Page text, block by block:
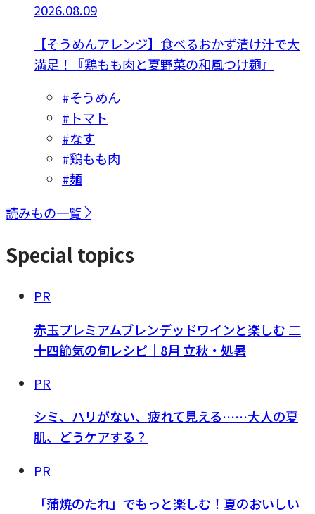
2026.08.09
【そうめんアレンジ】食べるおかず漬け汁で大
満足！『鶏もも肉と夏野菜の和風つけ麺』
#そうめん
#トマト
#なす
#鶏もも肉
#麺
読みもの一覧
Special topics
PR
赤玉プレミアムブレンデッドワインと楽しむ 二
十四節気の旬レシピ｜8月 立秋・処暑
PR
シミ、ハリがない、疲れて見える……大人の夏
肌、どうケアする？
PR
「蒲焼のたれ」でもっと楽しむ！夏のおいしい